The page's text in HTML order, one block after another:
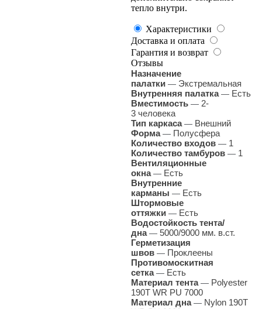
тепло внутри.
Характеристики
Доставка и оплата
Гарантия и возврат
Отзывы
Назначение
палатки — Экстремальная
Внутренняя палатка— Есть
Вместимость — 2-
3 человека
Тип каркаса— Внешний
Форма — Полусфера
Количество входов — 1
Количество тамбуров — 1
Вентиляционные
окна — Есть
Внутренние
карманы — Есть
Штормовые
оттяжки — Есть
Водостойкость тента/
дна — 5000/9000 мм. в.ст.
Герметизация
швов — Проклеены
Противомоскитная
сетка— Есть
Материал тента— Polyester
190T WR PU 7000
Материал дна— Nylon 190T